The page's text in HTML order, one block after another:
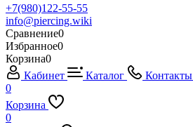
+7(980)122-55-55
info@piercing.wiki
Сравнение0
Избранное0
Корзина0
Кабинет
Каталог
Контакты
0
Корзина
0